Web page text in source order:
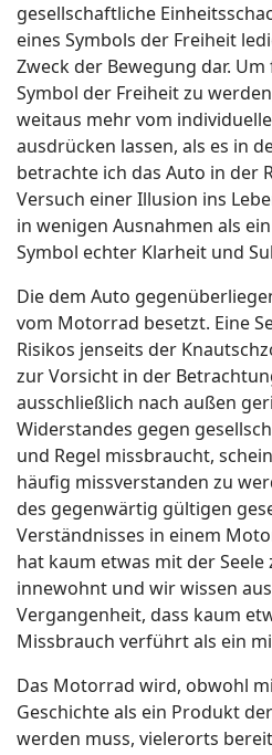
gesellschaftliche
eines Symbols der Freiheit
Zweck der Bewegung dar.
Symbol der Freiheit zu
weitaus mehr vom
ausdrücken lassen, als es in
betrachte ich das Auto in der
Versuch einer Illusion ins
in wenigen Ausnahmen als
Symbol echter Klarheit und
Die dem Auto
vom Motorrad besetzt. Eine
Risikos jenseits der
zur Vorsicht in der
ausschließlich nach außen
Widerstandes gegen
und Regel missbraucht,
häufig missverstanden zu
des gegenwärtig gültigen
Verständnisses in einem
hat kaum etwas mit der Seele
innewohnt und wir wissen
Vergangenheit, dass kaum
Missbrauch verführt als ein
Das Motorrad wird, obwohl
Geschichte als ein Produkt
werden muss, vielerorts